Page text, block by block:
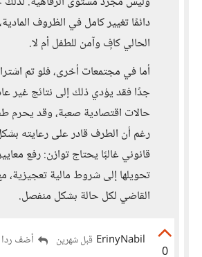
دائمًا تغيير كامل في الظروف
الحالي كافٍ وآمن للطفل أم لا.
أما في مجتمعات أخرى، فلو تم
جدًا فقد يؤدي ذلك إلى نتائج غير
حالات اقتصادية صعبة، وقد يحرم
رغم أن الطرف قادر على رعايته
قانوني غالبًا يحتاج توازن: رفع
تحويلها إلى شروط مالية تعجيزية،
القاضي لكل حالة بشكل منفصل.
0
ErinyNabil قبل شهرين أضف ردا